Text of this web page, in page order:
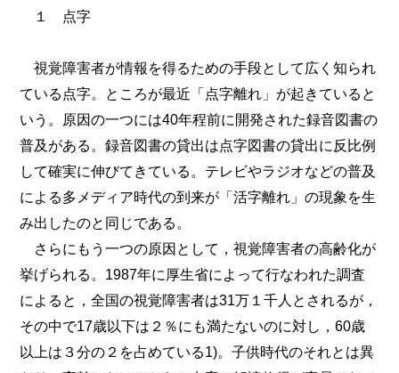
１ 点字
視覚障害者が情報を得るための手段として広く知られ
ている点字。ところが最近「点字離れ」が起きていると
いう。原因の一つには40年程前に開発された録音図書の
普及がある。録音図書の貸出は点字図書の貸出に反比例
して確実に伸びてきている。テレビやラジオなどの普及
による多メディア時代の到来が「活字離れ」の現象を生
み出したのと同じである。
さらにもう一つの原因として，視覚障害者の高齢化が
挙げられる。1987年に厚生省によって行なわれた調査
によると，全国の視覚障害者は31万１千人とされるが，
その中で17歳以下は２％にも満たないのに対し，60歳
以上は３分の２を占めている1)。子供時代のそれとは異